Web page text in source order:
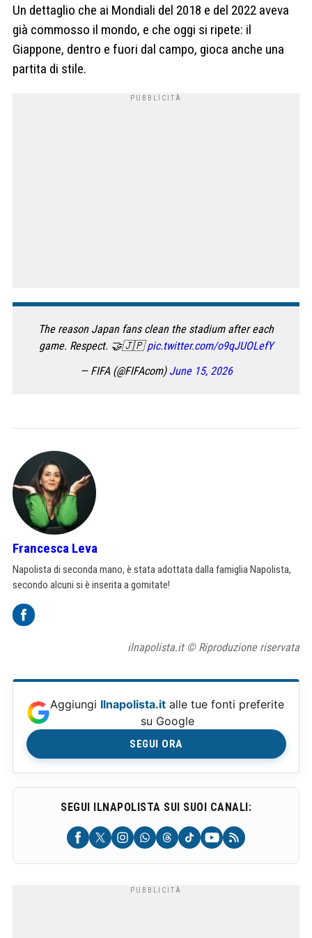
Un dettaglio che ai Mondiali del 2018 e del 2022 aveva
già commosso il mondo, e che oggi si ripete: il
Giappone, dentro e fuori dal campo, gioca anche una
partita di stile.
The reason Japan fans clean the stadium after each
game. Respect. 🤝🇯🇵pic.twitter.com/o9qJUOLefY
— FIFA (@FIFAcom) June 15, 2026
Francesca Leva
Napolista di seconda mano, è stata adottata dalla famiglia Napolista,
secondo alcuni si è inserita a gomitate!
ilnapolista.it © Riproduzione riservata
Aggiungi Ilnapolista.it alle tue fonti preferite
su Google
SEGUI ORA
SEGUI ILNAPOLISTA SUI SUOI CANALI: